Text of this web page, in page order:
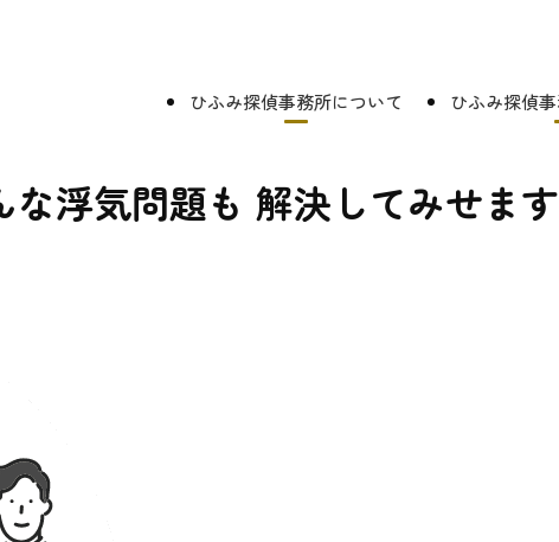
ひふみ探偵事務所について ひふみ探偵